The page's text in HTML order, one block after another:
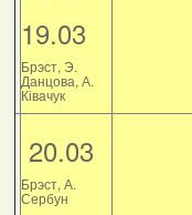
19.03
Брэст, Э.
Данцова, А.
Ківачук
20.03
Брэст, А.
Сербун